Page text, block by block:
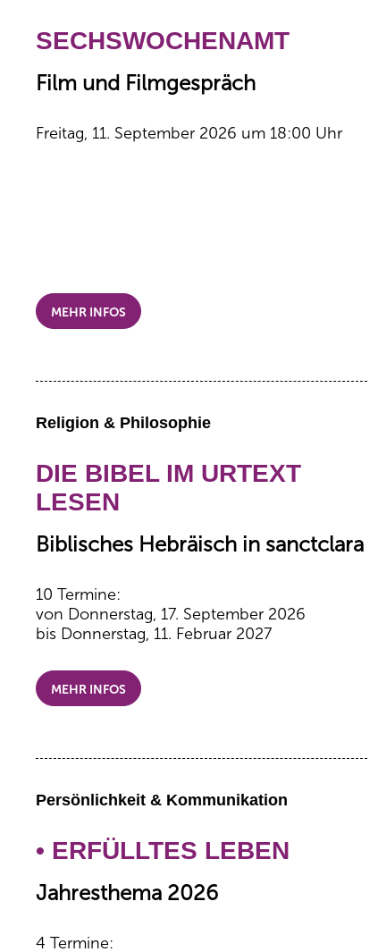
SECHSWOCHENAMT
Film und Filmgespräch
Freitag, 11. September 2026 um 18:00 Uhr
MEHR INFOS
Religion & Philosophie
DIE BIBEL IM URTEXT
LESEN
Biblisches Hebräisch in sanctclara
10 Termine:
von Donnerstag, 17. September 2026
bis Donnerstag, 11. Februar 2027
MEHR INFOS
Persönlichkeit & Kommunikation
• ERFÜLLTES LEBEN
Jahresthema 2026
4 Termine: